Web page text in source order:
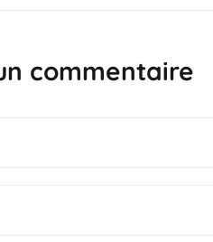
commentaire